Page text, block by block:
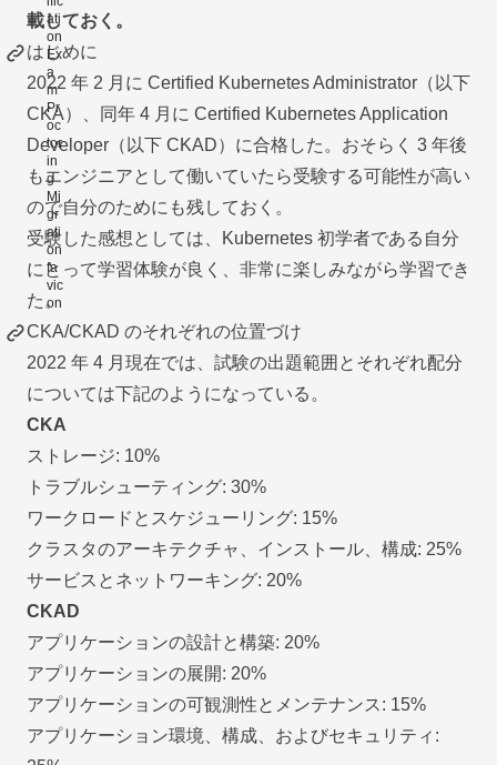
載しておく。
はじめに
2022 年 2 月に Certified Kubernetes Administrator（以下
CKA）、同年 4 月に Certified Kubernetes Application
Developer（以下 CKAD）に合格した。おそらく 3 年後
もエンジニアとして働いていたら受験する可能性が高い
ので自分のためにも残しておく。
受験した感想としては、Kubernetes 初学者である自分
にとって学習体験が良く、非常に楽しみながら学習でき
た。
CKA/CKAD のそれぞれの位置づけ
2022 年 4 月現在では、試験の出題範囲とそれぞれ配分
については下記のようになっている。
CKA
ストレージ: 10%
トラブルシューティング: 30%
ワークロードとスケジューリング: 15%
クラスタのアーキテクチャ、インストール、構成: 25%
サービスとネットワーキング: 20%
CKAD
アプリケーションの設計と構築: 20%
アプリケーションの展開: 20%
アプリケーションの可観測性とメンテナンス: 15%
アプリケーション環境、構成、およびセキュリティ: